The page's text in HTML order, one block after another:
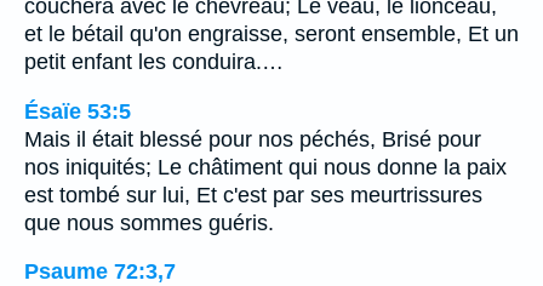
couchera avec le chevreau; Le veau, le lionceau,
et le bétail qu'on engraisse, seront ensemble, Et un
petit enfant les conduira.…
Ésaïe 53:5
Mais il était blessé pour nos péchés, Brisé pour
nos iniquités; Le châtiment qui nous donne la paix
est tombé sur lui, Et c'est par ses meurtrissures
que nous sommes guéris.
Psaume 72:3,7